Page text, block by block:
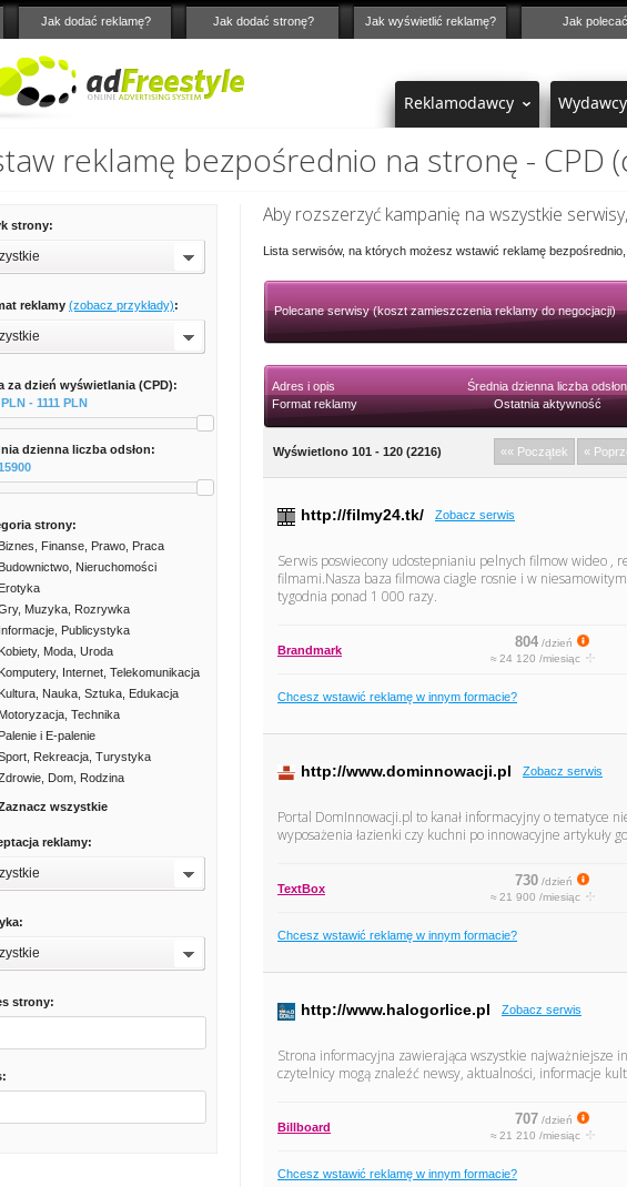
Jak dodać reklamę? Jak dodać stronę? Jak wyświetlić reklamę? Jak
Reklamodawcy Wydawcy
reklamę bezpośrednio na stronę - CPD
strony:
reklamy (zobacz przykłady):
za dzień wyświetlania (CPD):
- 1111 PLN
dzienna liczba odsłon:
strony:
Biznes, Finanse, Prawo, Praca
Budownictwo, Nieruchomości
Erotyka
Muzyka, Rozrywka
Informacje, Publicystyka
Kobiety, Moda, Uroda
Komputery, Internet, Telekomunikacja
Kultura, Nauka, Sztuka, Edukacja
Motoryzacja, Technika
Palenie i E-palenie
Rekreacja, Turystyka
Dom, Rodzina
wszystkie
reklamy:
strony:
Aby rozszerzyć kampanię na wszystkie serwisy,
Lista serwisów, na których możesz wstawić reklamę
Polecane serwisy (koszt zamieszczenia reklamy do negocjacji)
Adres i opis
Format reklamy
Średnia dzienna liczba odsłon
Ostatnia aktywność
Wyświetlono 101 - 120 (2216) «« Początek «
http://filmy24.tk/ Zobacz serwis
Serwis poswiecony udostepnianiu pelnych filmow wideo ,
filmami.Nasza baza filmowa ciagle rosnie i w
tygodnia ponad 1 000 razy.
Brandmark 804 /dzień
≈ 24 120 /miesiąc
Chcesz wstawić reklamę w innym formacie?
http://www.dominnowacji.pl Zobacz serwis
Portal DomInnowacji.pl to kanał informacyjny o tematyce
wyposażenia łazienki czy kuchni po innowacyjne artykuły
TextBox 730 /dzień
≈ 21 900 /miesiąc
Chcesz wstawić reklamę w innym formacie?
http://www.halogorlice.pl Zobacz serwis
Strona informacyjna zawierająca wszystkie najważniejsze
czytelnicy mogą znaleźć newsy, aktualności, informacje
Billboard 707 /dzień
≈ 21 210 /miesiąc
Chcesz wstawić reklamę w innym formacie?